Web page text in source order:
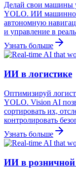
Делай свои машины
YOLO. ИИ
автономную
и управление в
Узнать больше
ИИ в логистике
Оптимизируй
YOLO. Vision AI
сортировать их,
контролировать
Узнать больше
ИИ в розничной